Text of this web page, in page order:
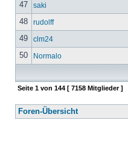
47 saki
48 rudolff
49 clm24
50 Normalo
Seite 1 von 144 [ 7158 Mitglieder ]
Foren-Übersicht